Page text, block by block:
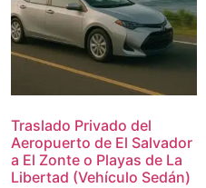
Traslado Privado del
Aeropuerto de El Salvador
a El Zonte o Playas de La
Libertad (Vehículo Sedán)